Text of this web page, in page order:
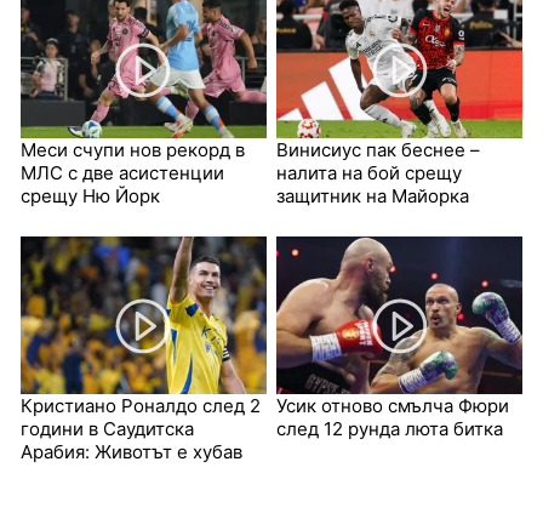
Меси счупи нов рекорд в
МЛС с две асистенции
срещу Ню Йорк
Винисиус пак беснее –
налита на бой срещу
защитник на Майорка
Кристиано Роналдо след 2
години в Саудитска
Арабия: Животът е хубав
Усик отново смълча Фюри
след 12 рунда люта битка